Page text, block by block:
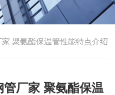
聚氨酯保温管性能特点介绍
厂家 聚氨酯保温